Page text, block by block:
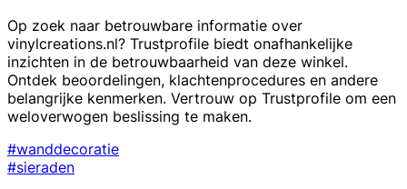
Op zoek naar betrouwbare informatie over
vinylcreations.nl? Trustprofile biedt onafhankelijke
inzichten in de betrouwbaarheid van deze winkel.
Ontdek beoordelingen, klachtenprocedures en andere
belangrijke kenmerken. Vertrouw op Trustprofile om een
weloverwogen beslissing te maken.
#wanddecoratie
#sieraden